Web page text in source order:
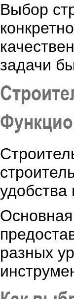
Выбор
задачи
удобства
разных